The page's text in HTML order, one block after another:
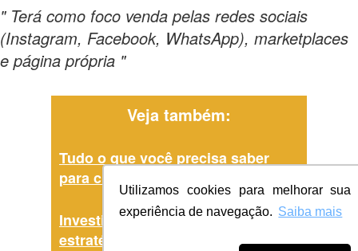
Utilizamos cookies para melhorar sua
experiência de navegação. Saiba mais
" Terá como foco venda pelas redes sociais
(Instagram, Facebook, WhatsApp), marketplaces
e página própria "
Veja também:
Tudo o que você precisa saber
para criar uma identidade visual
Investir em design: a melhor
estratégia competitiva